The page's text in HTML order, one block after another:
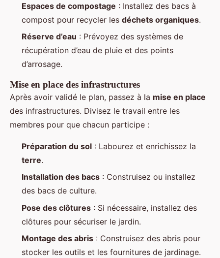
Espaces de compostage : Installez des bacs à
compost pour recycler les déchets organiques.
Réserve d’eau : Prévoyez des systèmes de
récupération d’eau de pluie et des points
d’arrosage.
Mise en place des infrastructures
Après avoir validé le plan, passez à la mise en place
des infrastructures. Divisez le travail entre les
membres pour que chacun participe :
Préparation du sol : Labourez et enrichissez la
terre.
Installation des bacs : Construisez ou installez
des bacs de culture.
Pose des clôtures : Si nécessaire, installez des
clôtures pour sécuriser le jardin.
Montage des abris : Construisez des abris pour
stocker les outils et les fournitures de jardinage.